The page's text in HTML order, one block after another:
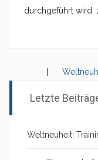
durchgeführt wird,
Letzte
Weltneuheit: